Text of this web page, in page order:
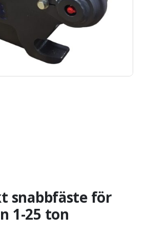
snabbfäste för
1-25 ton